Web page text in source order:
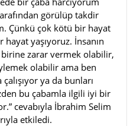
görülüp takdir
Çünkü çok kötü bir hayat
yaşıyoruz. İnsanın
zarar vermek olabilir,
olabilir ama ben
ya da bunları
bu çabamla ilgili iyi bir
cevabıyla İbrahim Selim
etkiledi.